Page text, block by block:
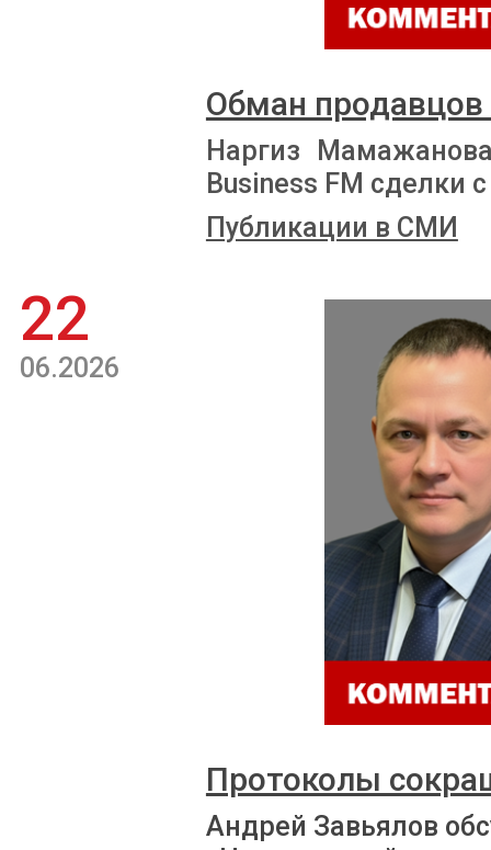
Обман
Наргиз
Business FM
Публикации в СМИ
22
06.2026
Протоколы
Андрей Завьялов